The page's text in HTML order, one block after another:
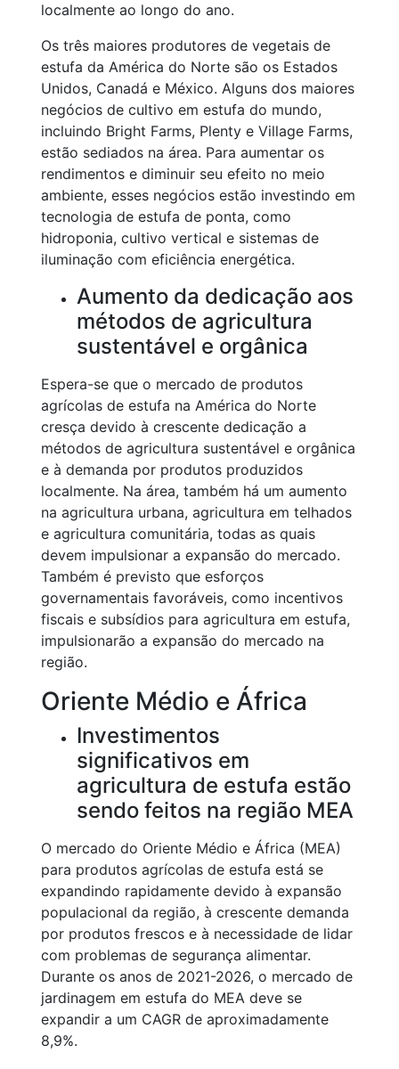
localmente ao longo do ano.
Os três maiores produtores de vegetais de
estufa da América do Norte são os Estados
Unidos, Canadá e México. Alguns dos maiores
negócios de cultivo em estufa do mundo,
incluindo Bright Farms, Plenty e Village Farms,
estão sediados na área. Para aumentar os
rendimentos e diminuir seu efeito no meio
ambiente, esses negócios estão investindo em
tecnologia de estufa de ponta, como
hidroponia, cultivo vertical e sistemas de
iluminação com eficiência energética.
Aumento da dedicação aos
métodos de agricultura
sustentável e orgânica
Espera-se que o mercado de produtos
agrícolas de estufa na América do Norte
cresça devido à crescente dedicação a
métodos de agricultura sustentável e orgânica
e à demanda por produtos produzidos
localmente. Na área, também há um aumento
na agricultura urbana, agricultura em telhados
e agricultura comunitária, todas as quais
devem impulsionar a expansão do mercado.
Também é previsto que esforços
governamentais favoráveis, como incentivos
fiscais e subsídios para agricultura em estufa,
impulsionarão a expansão do mercado na
região.
Oriente Médio e África
Investimentos
significativos em
agricultura de estufa estão
sendo feitos na região MEA
O mercado do Oriente Médio e África (MEA)
para produtos agrícolas de estufa está se
expandindo rapidamente devido à expansão
populacional da região, à crescente demanda
por produtos frescos e à necessidade de lidar
com problemas de segurança alimentar.
Durante os anos de 2021-2026, o mercado de
jardinagem em estufa do MEA deve se
expandir a um CAGR de aproximadamente
8,9%.